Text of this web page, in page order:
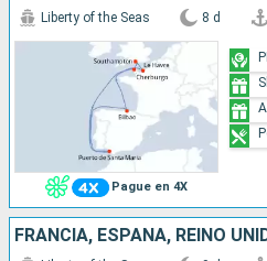
Pague en 4X
Liberty of the Seas 8 d
FRANCIA, ESPAÑA, REINO